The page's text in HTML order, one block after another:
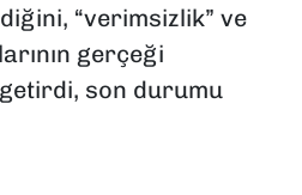
“verimsizlik” ve
gerçeği
getirdi, son durumu